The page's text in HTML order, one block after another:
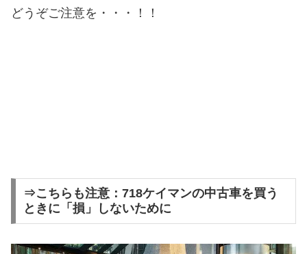
どうぞご注意を・・・！！
⇒こちらも注意：718ケイマンの中古車を買う
ときに「損」しないために